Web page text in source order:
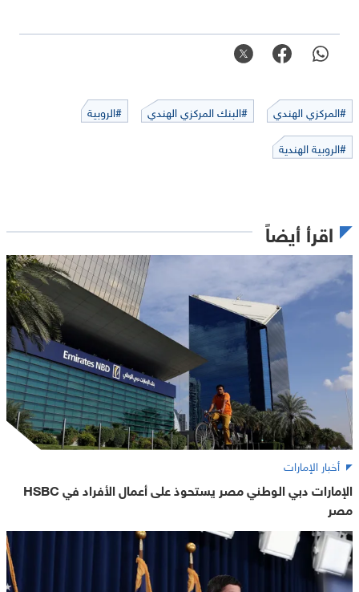
#المركزي الهندي #البنك المركزي الهندي
#الروبية
#الروبية الهندية
اقرأ أيضاً
أخبار الإمارات
الإمارات دبي الوطني مصر يستحوذ على أعمال الأفراد في HSBC
مصر